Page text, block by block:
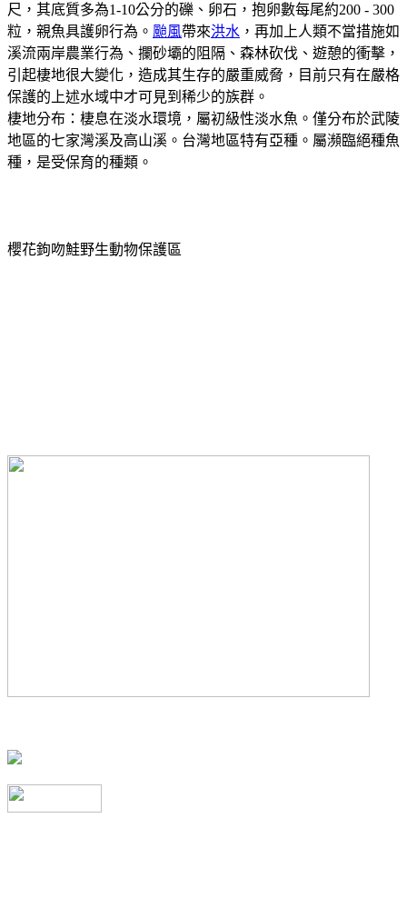
尺，其底質多為1-10公分的礫、卵石，抱卵數每尾約200 - 300
粒，親魚具護卵行為。 颱風帶來洪水 ，再加上人類不當措施如
溪流兩岸農業行為、攔砂壩的阻隔、森林砍伐、遊憩的衝擊，
引起棲地很大變化，造成其生存的嚴重威脅，目前只有在嚴格
保護的上述水域中才可見到稀少的族群。
棲地分布：棲息在淡水環境，屬初級性淡水魚。僅分布於武陵
地區的七家灣溪及高山溪。台灣地區特有亞種。屬瀕臨絕種魚
種，是受保育的種類。
櫻花鉤吻鮭野生動物保護區